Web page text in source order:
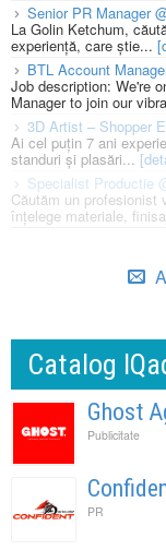
Senior PR Manager
La Golin Ketchum,
experiență, care știe...
BTL Account
Job description: We're
Manager to join our
3D Artist – Shopper
Ai cel puțin 7 ani
standuri și plasări...
Specialist Productie
Căutăm un profesionist
înțelege materiale,
Catalog
Ghost
Publicitate
PR